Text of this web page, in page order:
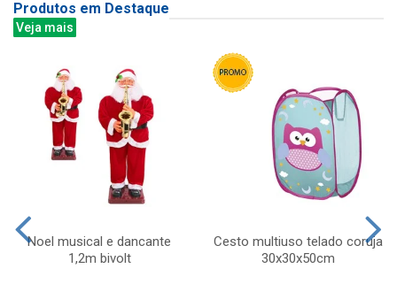
Produtos em Destaque
Veja mais
Noel musical e dancante
1,2m bivolt
Cesto multiuso telado coruja
30x30x50cm